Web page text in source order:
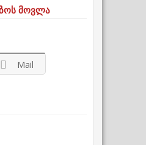
მოვლა
Mail